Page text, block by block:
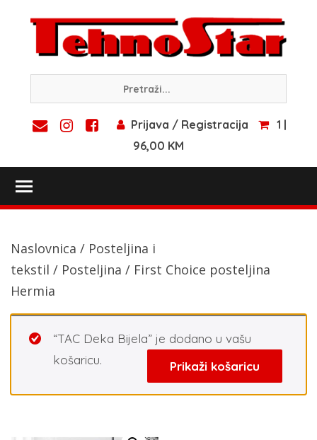
content
Prijava / Registracija
1 |
96,00 KM
Naslovnica / Posteljina i
tekstil / Posteljina / First Choice posteljina
Hermia
“TAC Deka Bijela” je dodano u vašu
košaricu.
Prikaži košaricu